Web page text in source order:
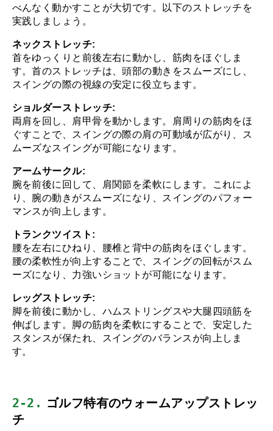
べんなく動かすことが大切です。以下のストレッチを
実践しましょう。
ネックストレッチ:
首をゆっくりと前後左右に動かし、筋肉をほぐしま
す。首のストレッチは、頭部の動きをスムーズにし、
スイングの際の視線の安定に役立ちます。
ショルダーストレッチ:
両肩を回し、肩甲骨を動かします。肩周りの筋肉をほ
ぐすことで、スイングの際の肩の可動域が広がり、ス
ムーズなスイングが可能になります。
アームサークル:
腕を前後に回して、肩関節を柔軟にします。これによ
り、腕の動きがスムーズになり、スイングのパフォー
マンスが向上します。
トランクツイスト:
腰を左右にひねり、腰椎と背中の筋肉をほぐします。
腰の柔軟性が向上することで、スイングの回転がスム
ーズになり、力強いショットが可能になります。
レッグストレッチ:
脚を前後に動かし、ハムストリングスや大腿四頭筋を
伸ばします。脚の筋肉を柔軟にすることで、安定した
スタンスが保たれ、スイングのバランスが向上しま
す。
2-2. ゴルフ特有のウォームアップストレッ
チ